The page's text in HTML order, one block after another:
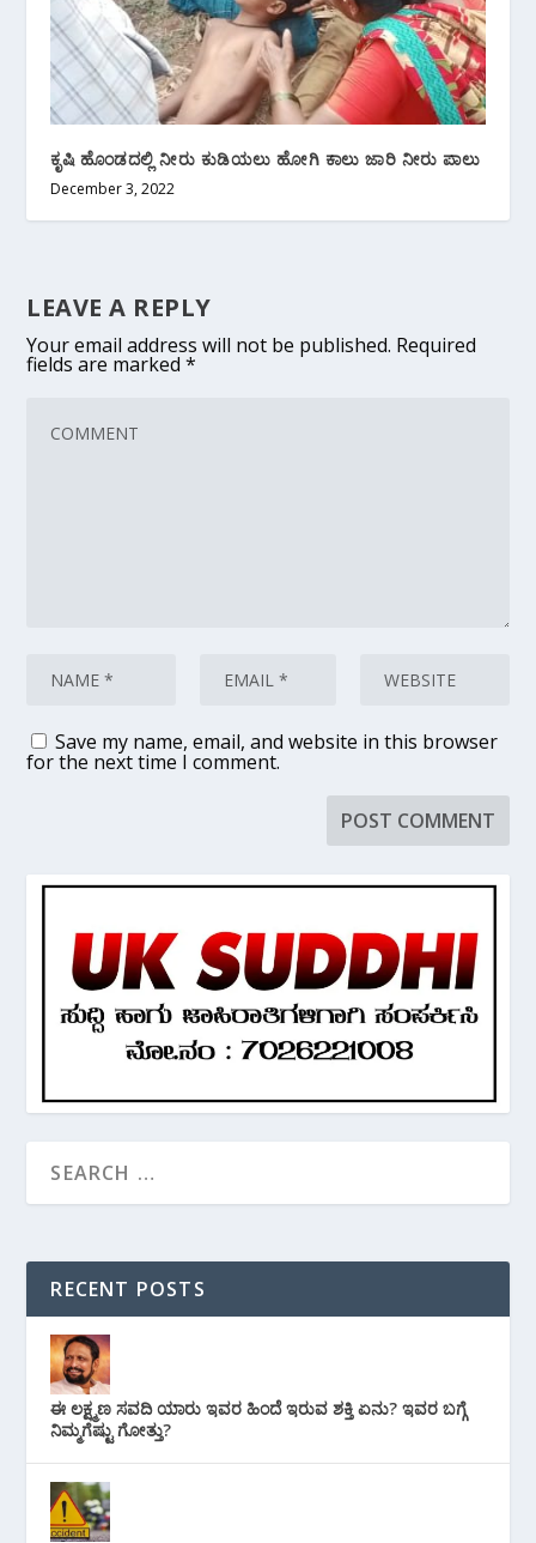
ಕೃಷಿ ಹೊಂಡದಲ್ಲಿ ನೀರು ಕುಡಿಯಲು ಹೋಗಿ ಕಾಲು ಜಾರಿ ನೀರು ಪಾಲು
December 3, 2022
LEAVE A REPLY
Your email address will not be published. Required
fields are marked*
Save my name, email, and website in this browser
for the next time I comment.
RECENT POSTS
ಈ ಲಕ್ಷ್ಮಣ ಸವದಿ ಯಾರು ಇವರ ಹಿಂದೆ ಇರುವ ಶಕ್ತಿ ಏನು? ಇವರ ಬಗ್ಗೆ
ನಿಮ್ಮಗೆಷ್ಟು ಗೋತ್ತು?